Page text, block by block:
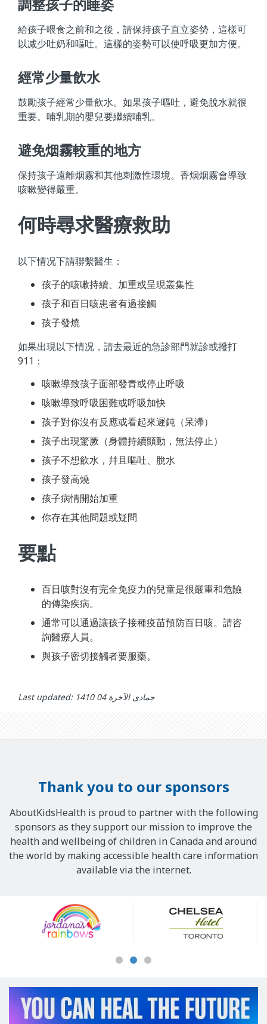
調整孩子的睡姿
給孩子喂食之前和之後，請保持孩子直立姿勢，這樣可
以减少吐奶和嘔吐。這樣的姿勢可以使呼吸更加方便。
經常少量飲水
鼓勵孩子經常少量飲水。如果孩子嘔吐，避免脫水就很
重要。哺乳期的嬰兒要繼續哺乳。
避免烟霧較重的地方
保持孩子遠離烟霧和其他刺激性環境。香烟烟霧會導致
咳嗽變得嚴重。
何時尋求醫療救助
以下情况下請聯繫醫生：
孩子的咳嗽持續、加重或呈現叢集性
孩子和百日咳患者有過接觸
孩子發燒
如果出現以下情况，請去最近的急診部門就診或撥打
911：
咳嗽導致孩子面部發青或停止呼吸
咳嗽導致呼吸困難或呼吸加快
孩子對你沒有反應或看起來遲鈍（呆滯）
孩子出現驚厥（身體持續顫動，無法停止）
孩子不想飲水，幷且嘔吐、脫水
孩子發高燒
孩子病情開始加重
你存在其他問題或疑問
要點
百日咳對沒有完全免疫力的兒童是很嚴重和危險
的傳染疾病。
通常可以通過讓孩子接種疫苗預防百日咳。請咨
詢醫療人員。
與孩子密切接觸者要服藥。
Last updated: جمادى الآخرة 04 1410
Thank you to our sponsors
AboutKidsHealth is proud to partner with the following
sponsors as they support our mission to improve the
health and wellbeing of children in Canada and around
the world by making accessible health care information
available via the internet.
Sponsors